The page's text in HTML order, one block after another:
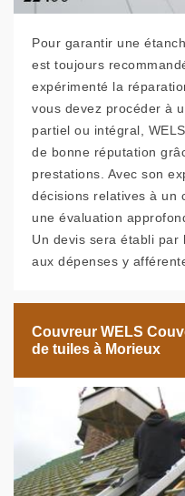
Pour garantir une
est toujours
expérimenté la
vous devez procéder à
partiel ou intégral,
de bonne réputation
prestations. Avec son
décisions relatives à un
une évaluation
Un devis sera établi
aux dépenses y
Couvreur WELS
de tuiles à Morieux